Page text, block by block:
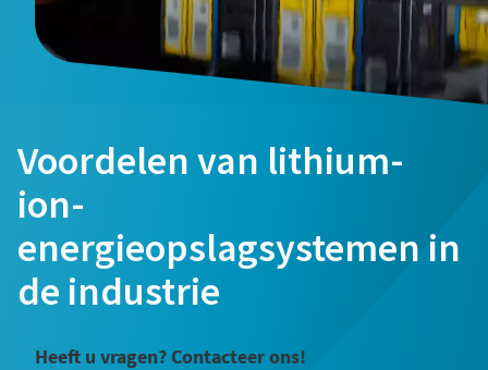
Voordelen van lithium-
ion-
energieopslagsystemen in
de industrie
Heeft u vragen? Contacteer ons!
E-mail
Telefoon
Aanvullende informatie
Bedrijf
Land
E-mail
Telefoon
Aanvullende informatie
Bedrijf
Land
E-mail
Telefoon
Aanvullende informatie
Bedrijf
Land